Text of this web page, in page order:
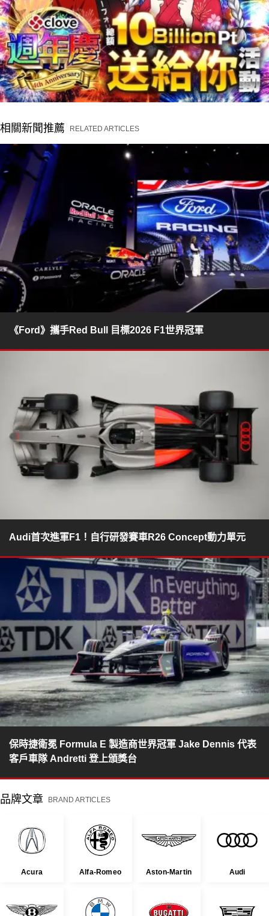
相關新聞推薦 RELATED ARTICLES
《Ford》攜手Red Bull 目標2026 F1世界冠軍
Audi首次進軍F1！自行研發賽車R26 Concept動力單元
保時捷衛冕 Formula E 製造商世界冠軍 Jake Dennis 代表
客戶車隊 Andretti 登上頒獎台
品牌文章 BRAND ARTICLES
Acura Alfa-Romeo Aston-Martin Audi